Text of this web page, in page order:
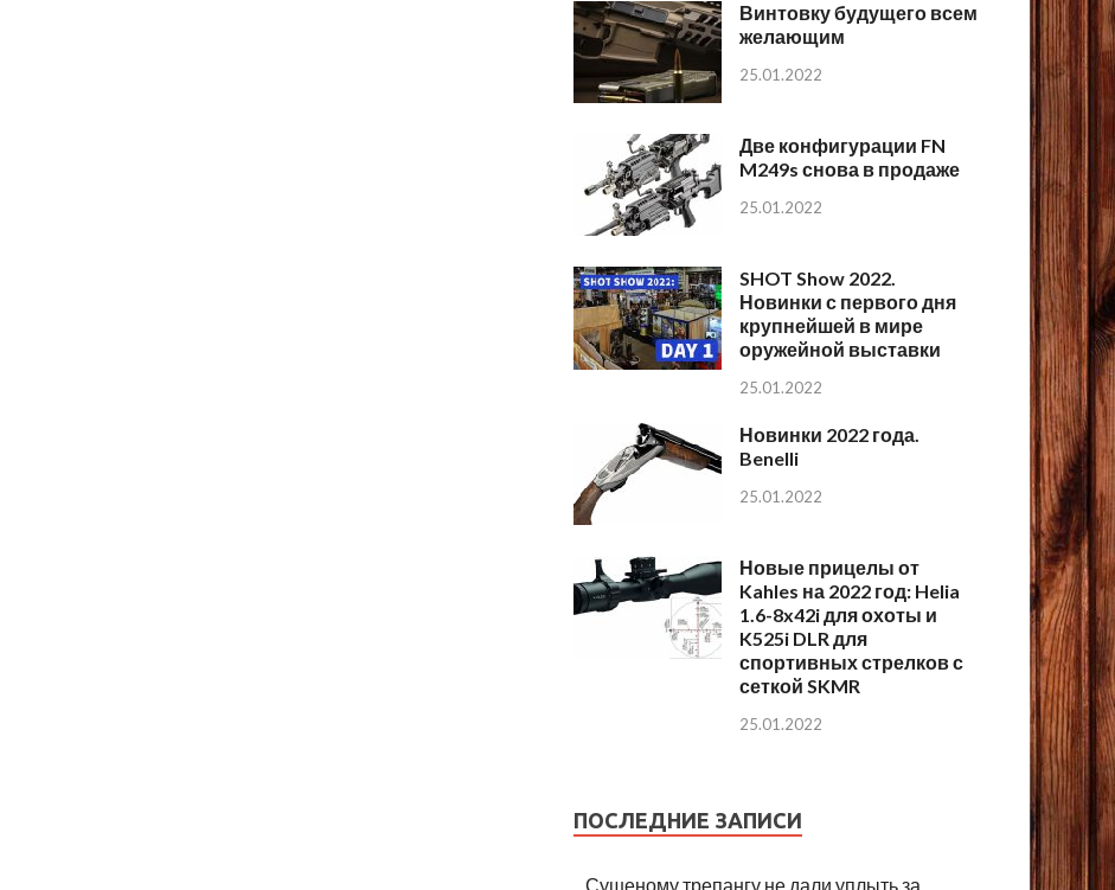
Винтовку будущего всем
желающим
25.01.2022
Две конфигурации FN
M249s снова в продаже
25.01.2022
SHOT Show 2022.
Новинки с первого дня
крупнейшей в мире
оружейной выставки
25.01.2022
Новинки 2022 года.
Benelli
25.01.2022
Новые прицелы от
Kahles на 2022 год: Helia
1.6-8x42i для охоты и
K525i DLR для
спортивных стрелков с
сеткой SKMR
25.01.2022
ПОСЛЕДНИЕ ЗАПИСИ
Сушеному трепангу не дали уплыть за